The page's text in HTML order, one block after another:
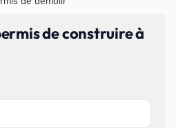
de construire à